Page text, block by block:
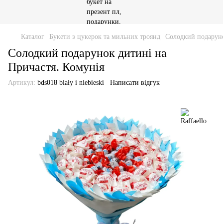
Каталог Букети з цукерок та мильних троянд Солодкий
Солодкий подарунок дитині на
Причастя. Комунія
Артикул: bds018 biały i niebieski Написати відгук